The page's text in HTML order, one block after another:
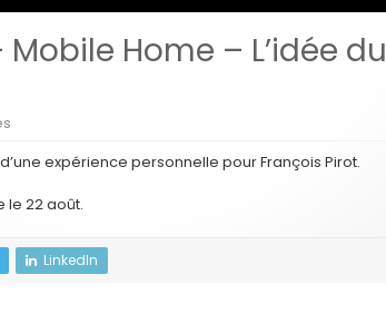
Home – L’idée du
expérience personnelle pour François Pirot.
le 22 août.
LinkedIn